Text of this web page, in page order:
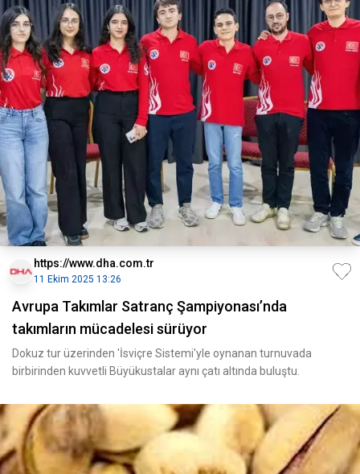
https://www.dha.com.tr
11 Ekim 2025 13:26
Avrupa Takımlar Satranç Şampiyonası’nda
takımların mücadelesi sürüyor
Dokuz tur üzerinden 'İsviçre Sistemi'yle oynanan turnuvada
birbirinden kuvvetli Büyükustalar aynı çatı altında buluştu.